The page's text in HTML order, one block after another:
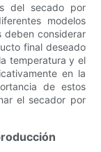
del secado por
modelos
deben considerar
final deseado
temperatura y el
en la
de estos
el secador por